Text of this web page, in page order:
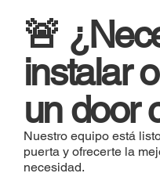
🚨
instalar
un door
Nuestro equipo está
puerta y ofrecerte la
necesidad.